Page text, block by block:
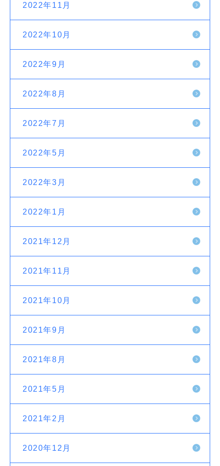
2022年11月
2022年10月
2022年9月
2022年8月
2022年7月
2022年5月
2022年3月
2022年1月
2021年12月
2021年11月
2021年10月
2021年9月
2021年8月
2021年5月
2021年2月
2020年12月